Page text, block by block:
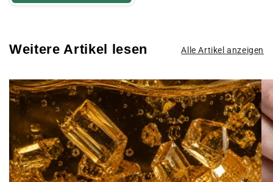
Weitere Artikel lesen Alle Artikel anzeigen